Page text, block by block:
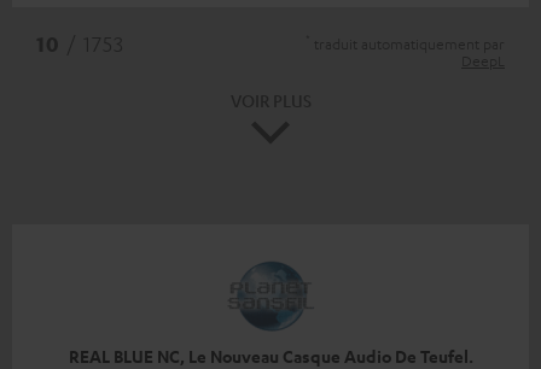
REAL BLUE NC, Le Nouveau Casque Audio De Teufel.